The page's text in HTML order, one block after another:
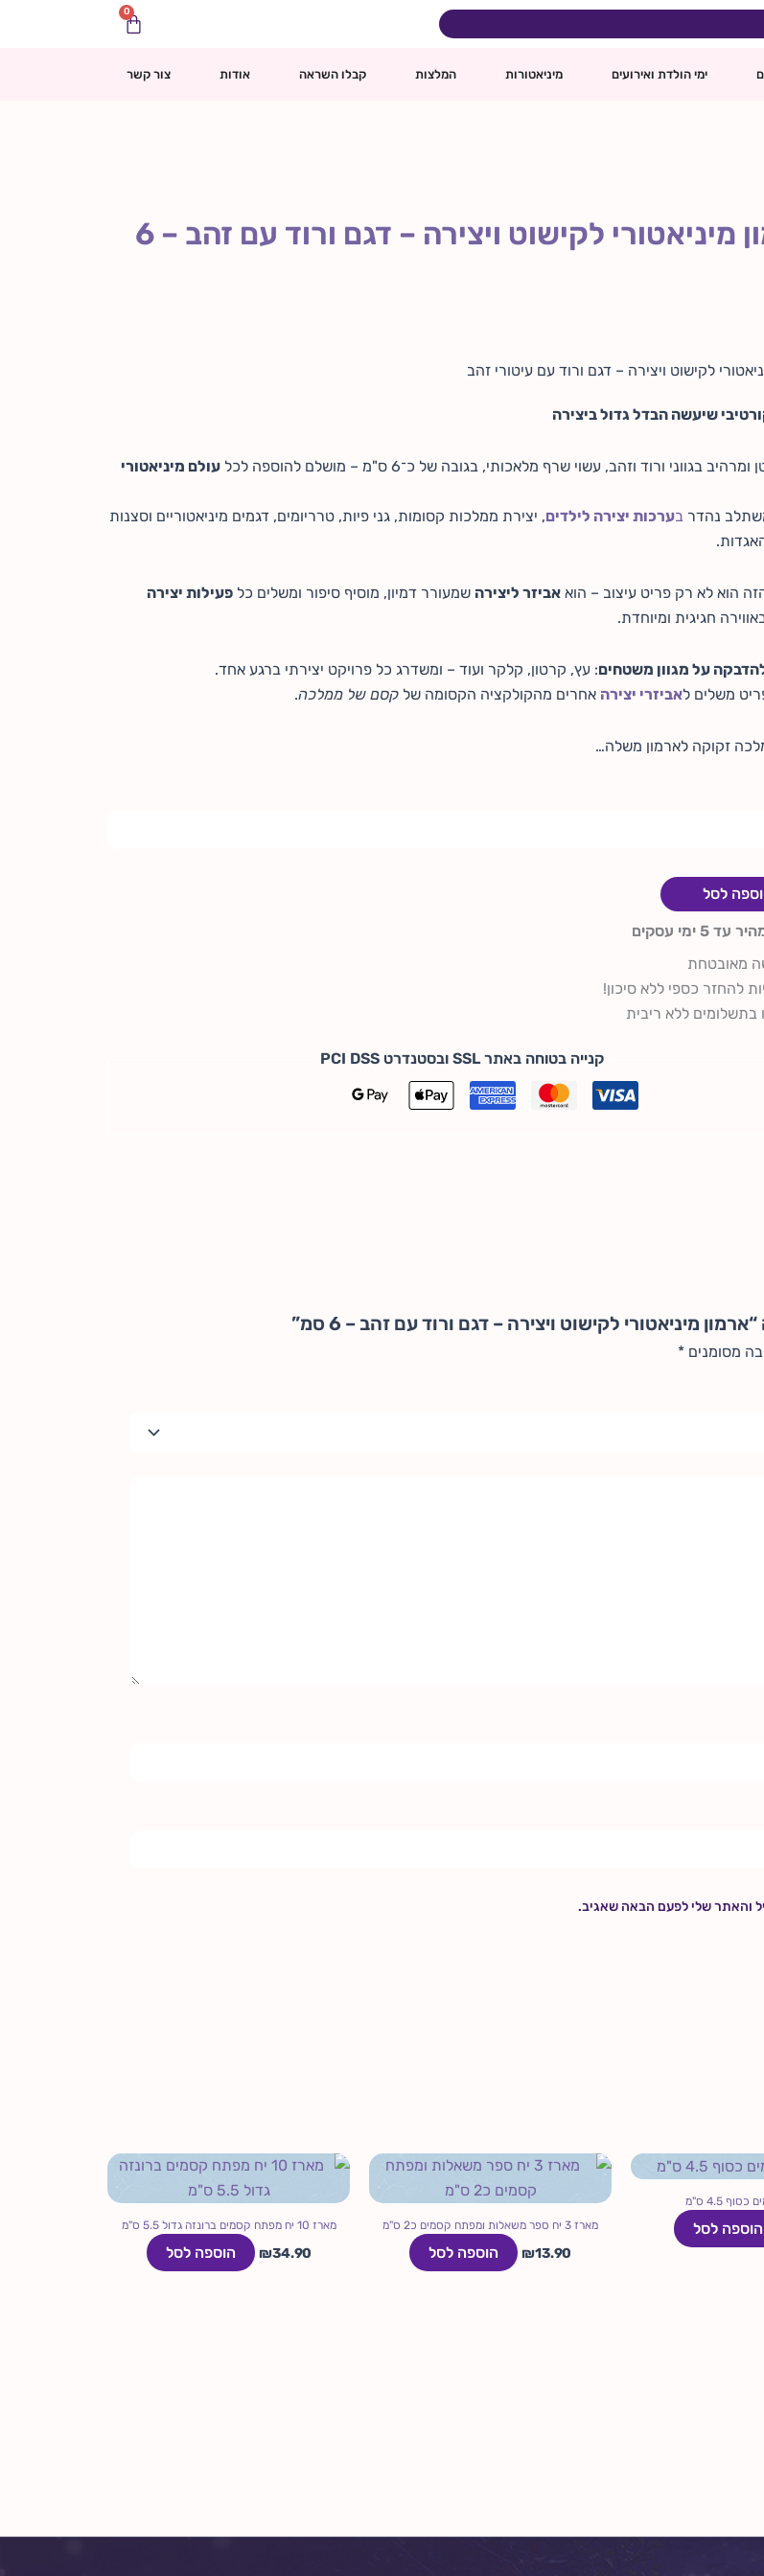
0
עגלת
ימי הולדת ואירועים מיניאטורות המלצות קבלו השראה אודות צור קשר
ארמון מיניאטורי לקישוט ויצירה – דגם ורוד עם זהב – 6
לקישוט ויצירה – דגם ורוד עם עיטורי זהב
שיעשה הבדל גדול ביצירה
בגווני ורוד וזהב, עשוי שרף מלאכותי, בגובה של כ־6 ס"מ – מושלם להוספה לכל
עולם מיניאטורי
נהדר בערכות יצירה לילדים, יצירת ממלכות קסומות, גני פיות, טרריומים, דגמים מיניאטוריים וסצנות
הוא לא רק פריט עיצוב – הוא אביזר ליצירה שמעורר דמיון, מוסיף סיפור ומשלים כל פעילות יצירה
חגיגית ומיוחדת.
על מגוון משטחים: עץ, קרטון, קלקר ועוד – ומשדרג כל פרויקט יצירתי ברגע אחד.
משלים לאביזרי יצירה אחרים מהקולקציה הקסומה של קסם של ממלכה.
זקוקה לארמון משלה…
לסל
5 ימי עסקים
מאובטחת
להחזר כספי ללא סיכון!
בתשלומים ללא ריבית
קנייה בטוחה באתר SSL ובסטנדרט PCI DSS
מיניאטורי לקישוט ויצירה – דגם ורוד עם זהב – 6 סמ”
מסומנים *
והאתר שלי לפעם הבאה שאגיב.
4.5 ס"מ
הוספה לסל מארז 3 יח ספר משאלות ומפתח קסמים כ2 ס"מ
₪13.90 הוספה לסל
מארז 10 יח מפתח קסמים ברונזה גדול 5.5 ס"מ
₪34.90 הוספה לסל